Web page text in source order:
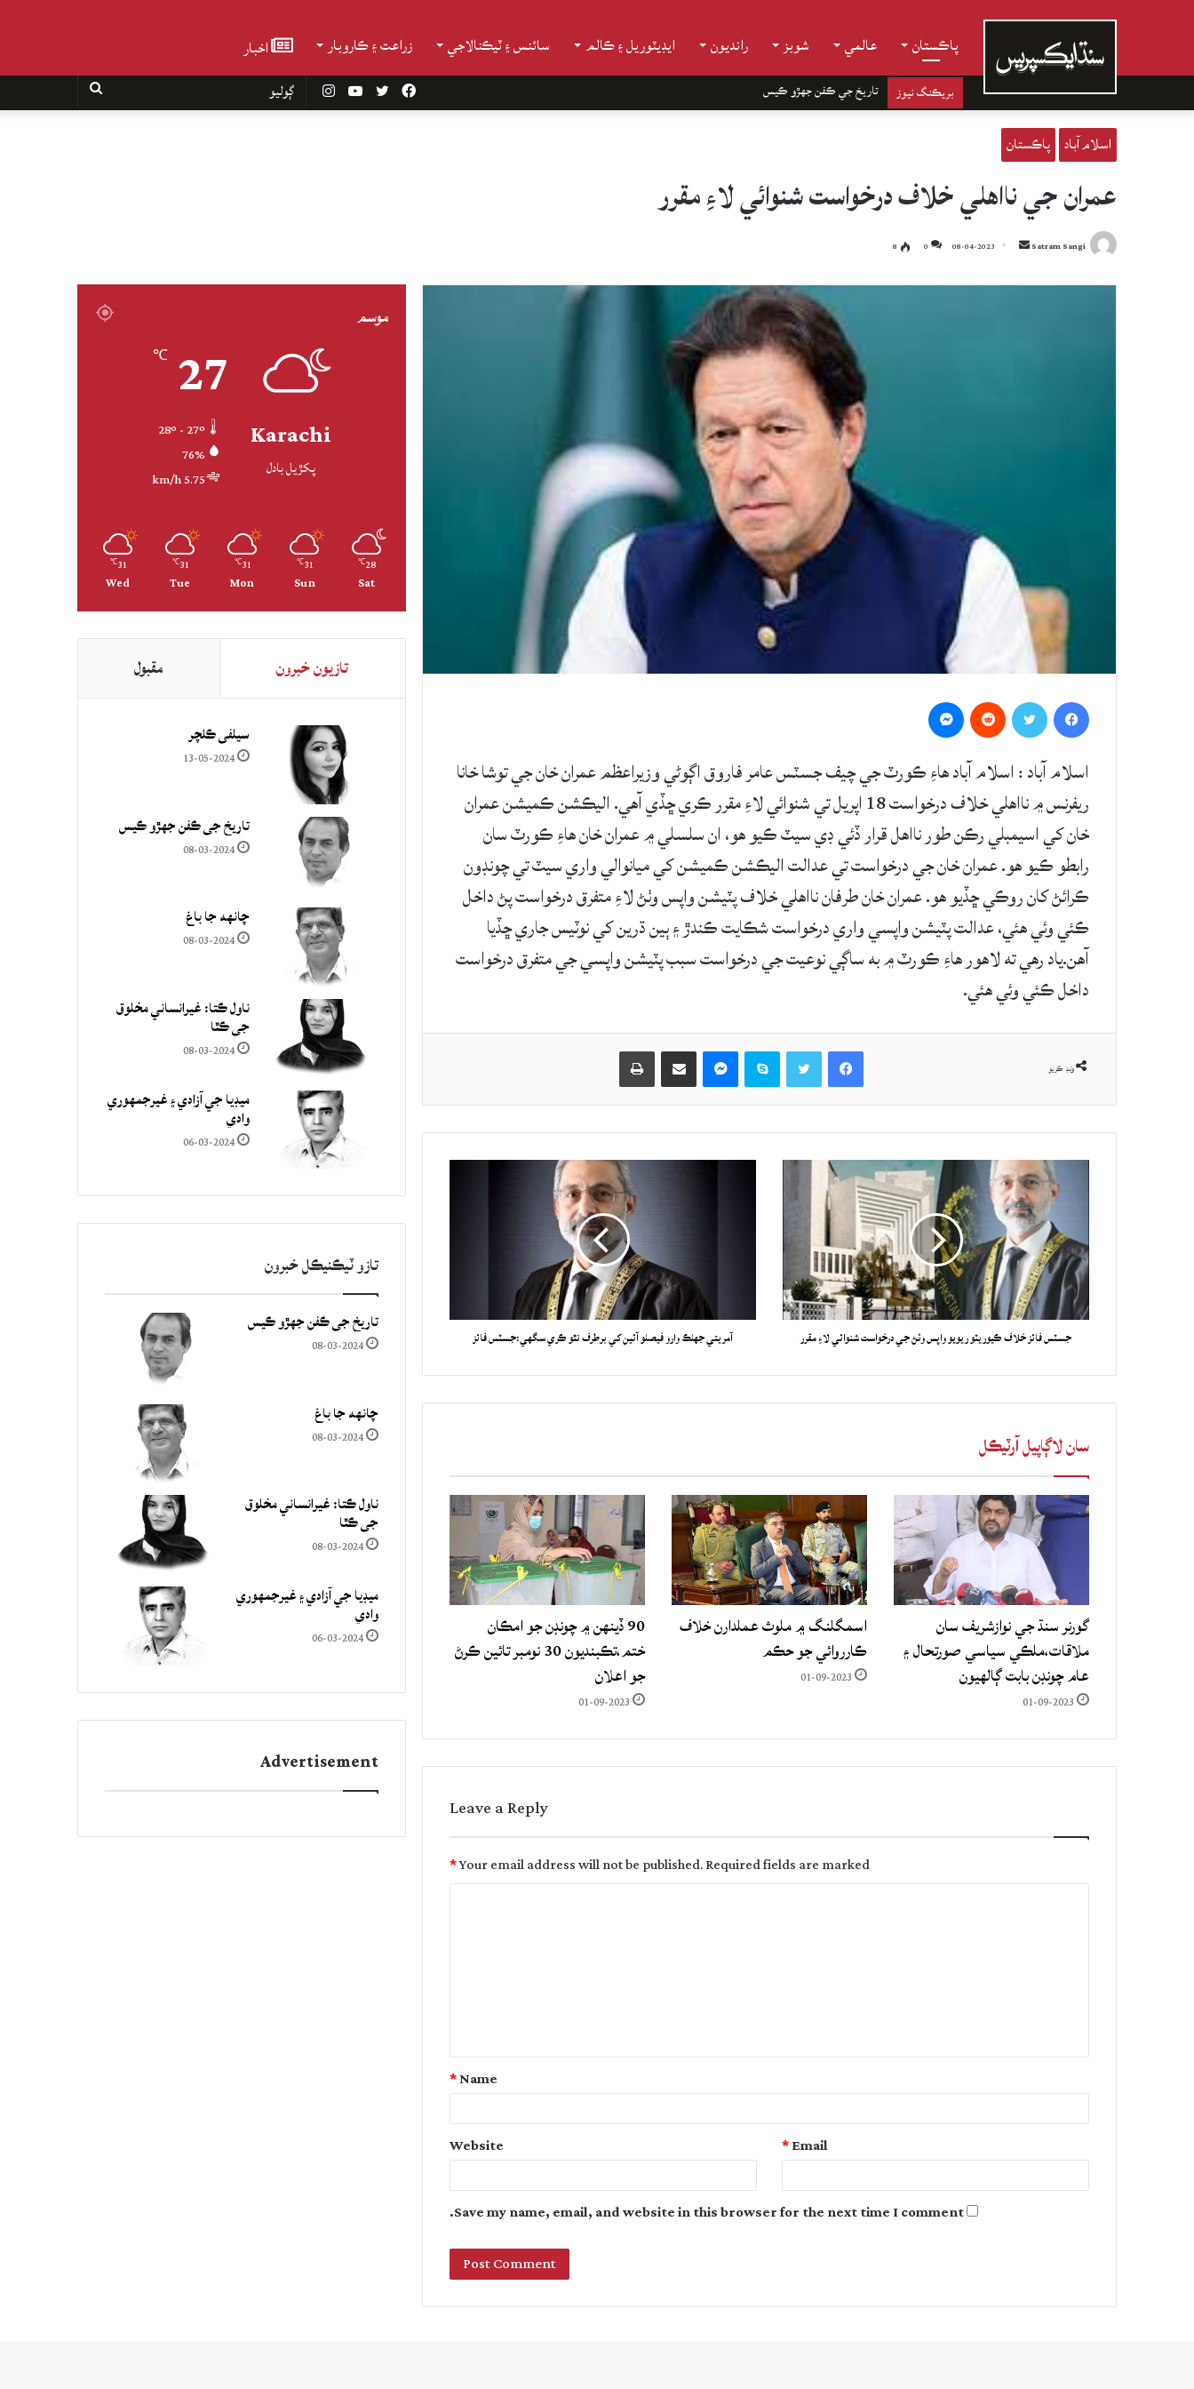
پاڪستان عالمي شوبز رانديون ايڊيٽوريل ۽ ڪالم سائنس ۽ ٽيڪنالاجي زراعت ۽ ڪاروبار اخبار
بريڪنگ نيوز تاريخ جي ڪفن جھڙو ڪيس InstagramYouTube Twitter
Facebook
اسلام آباد پاڪستان
عمران جي نااهلي خلاف درخواست شنوائي لاءِ مقرر
Satram Sangi
Send
email
08-04-2023
0
8
اسلام آباد : اسلام آباد هاءِ ڪورٽ جي چيف جسٽس عامر فاروق اڳوڻي وزيراعظم عمران خان جي توشا خانا
ريفرنس ۾ نااهلي خلاف درخواست 18 اپريل تي شنوائي لاءِ مقرر ڪري ڇڏي آهي. اليڪشن ڪميشن عمران
خان کي اسيمبلي رڪن طور نااهل قرار ڏئي ڊي سيٽ ڪيو هو، ان سلسلي ۾ عمران خان هاءِ ڪورٽ سان
رابطو ڪيو هو. عمران خان جي درخواست تي عدالت اليڪشن ڪميشن کي ميانوالي واري سيٽ تي چونڊون
ڪرائڻ کان روڪي ڇڏيو هو. عمران خان طرفان نااهلي خلاف پٽيشن واپس وٺڻ لاءِ متفرق درخواست پڻ داخل
ڪئي وئي هئي، عدالت پٽيشن واپسي واري درخواست شڪايت ڪندڙ ۽ ٻين ڌرين کي نوٽيس جاري ڇڏيا
آهن.ياد رهي ته لاهور هاءِ ڪورٽ ۾ به ساڳي نوعيت جي درخواست سبب پٽيشن واپسي جي متفرق درخواست
داخل ڪئي وئي هئي.
ونڊ ڪريو
Facebook
Skype حصيداري ڪريو اي ميل ذريعي
جسٽس فائز خلاف ڪيوريٽو ريويو واپس وٺڻ جي درخواست شنوائي لاءِ مقرر آمريتي جهلڪ وارو فيصلو آئين کي برطرف نٿو ڪري سگهي:جسٽس فائز
سان لاڳاپيل آرٽيڪل
گورنر سنڌ جي نوازشريف سان
ملاقات،ملڪي سياسي صورتحال ۽
عام چونڊن بابت ڳالهيون
01-09-2023
اسمگلنگ ۾ ملوث عملدارن خلاف
ڪارروائي جو حڪم
01-09-2023
90 ڏينهن ۾ چونڊن جو امڪان
ختم،تڪبنديون 30 نومبر تائين ڪرڻ
جو اعلان
01-09-2023
Leave a Reply
Your email address will not be published.Required fields are marked
*
t
Name
*
Email
*
Website
Save my name, email, and website in this browser for the next time I comment.
موسم
Karachi
پکڙيل بادل
27
℃
76%
5.75 km/h
28
℃
Sat
31
℃
Sun
31
℃
Mon
31
℃
Tue
31
℃
Wed
تازيون خبرون مقبول
سيلفي ڪلچر
13-05-2024
تاريخ جي ڪفن جھڙو ڪيس
08-03-2024
چانهه جا باغ
08-03-2024
ناول ڪتا: غيرانساني مخلوق
جي ڪٿا
08-03-2024
ميڊيا جي آزادي ۽ غيرجمھوري
وادي
06-03-2024
تازو ٽيڪنيڪل خبرون
تاريخ جي ڪفن جھڙو ڪيس
08-03-2024
چانهه جا باغ
08-03-2024
ناول ڪتا: غيرانساني مخلوق
جي ڪٿا
08-03-2024
ميڊيا جي آزادي ۽ غيرجمھوري
وادي
06-03-2024
Advertisement